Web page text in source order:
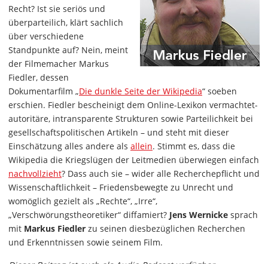
Recht? Ist sie seriös und
überparteilich, klärt sachlich
über verschiedene
Standpunkte auf? Nein, meint
der Filmemacher Markus
Fiedler, dessen
Dokumentarfilm „Die dunkle Seite der Wikipedia“ soeben
erschien. Fiedler bescheinigt dem Online-Lexikon vermachtet-
autoritäre, intransparente Strukturen sowie Parteilichkeit bei
gesellschaftspolitischen Artikeln – und steht mit dieser
Einschätzung alles andere als allein. Stimmt es, dass die
Wikipedia die Kriegslügen der Leitmedien überwiegen einfach
nachvollzieht? Dass auch sie – wider alle Recherchepflicht und
Wissenschaftlichkeit – Friedensbewegte zu Unrecht und
womöglich gezielt als „Rechte“, „Irre“,
„Verschwörungstheoretiker“ diffamiert? Jens Wernicke sprach
mit Markus Fiedler zu seinen diesbezüglichen Recherchen
und Erkenntnissen sowie seinem Film.